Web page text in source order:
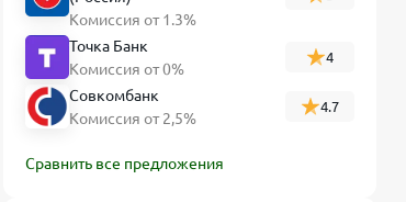
Комиссия от 1.3%
Точка Банк
Комиссия от 0%
4
Совкомбанк
Комиссия от 2,5%
4.7
Сравнить все предложения